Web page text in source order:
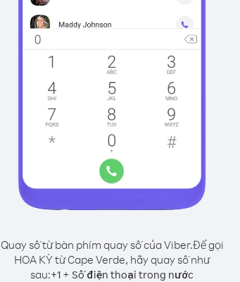
Quay số từ bàn phím quay số của Viber.Để gọi
HOA KỲ từ Cape Verde, hãy quay số như
sau:+1 + Số điện thoại trong nước